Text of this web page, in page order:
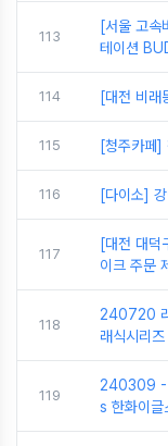
113
[서울 고속
테이션
114 [대전 비래
115 [청주카페]
116 [다이소]
117
[대전 대덕
이크 주문
118
240720
래식시리즈
119
240309 -
s 한화이글